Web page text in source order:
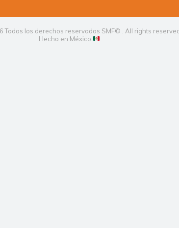
Todos los derechos reservados SMF© . All rights
Hecho en México